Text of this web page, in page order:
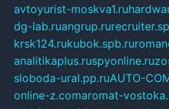
avtoyurist-moskva1.ru
dg-lab.ruangrup.ru
krsk124.rukubok.spb.ru
analitikaplus.ruspyonline.ru
sloboda-ural.pp.ruAUTO-
online-z.comaromat-